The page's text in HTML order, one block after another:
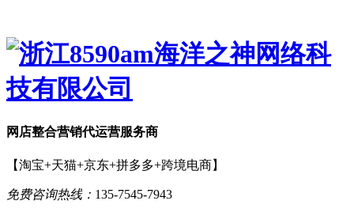
网店整合营销代运营服务商
【淘宝+天猫+京东+拼多多+跨境电商】
免费咨询热线： 135-7545-7943